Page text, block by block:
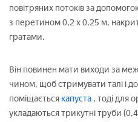
повітряних потоків за
з перетином 0,2 х 0,25 м,
гратами.
Він повинен мати виходи за
чином, щоб стримувати талі і
поміщається капуста , тоді для
укладаються трикутні труби